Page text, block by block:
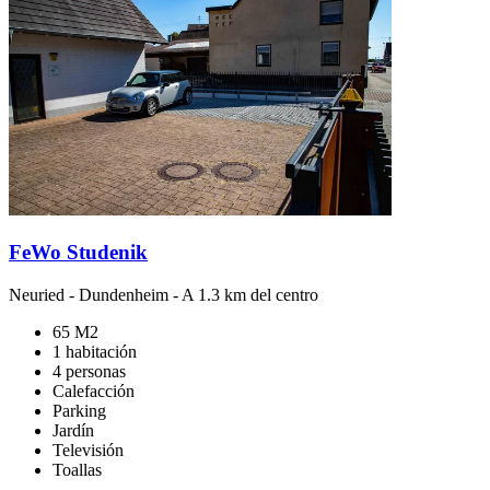
FeWo Studenik
Neuried - Dundenheim - A 1.3 km del centro
65 M2
1 habitación
4 personas
Calefacción
Parking
Jardín
Televisión
Toallas